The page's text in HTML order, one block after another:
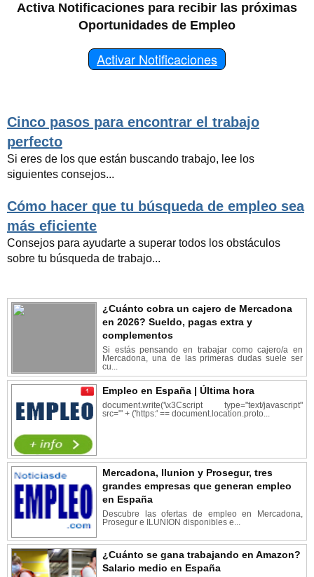
Activa Notificaciones para recibir las próximas
Oportunidades de Empleo
Activar Notificaciones
Cinco pasos para encontrar el trabajo
perfecto
Si eres de los que están buscando trabajo, lee los
siguientes consejos...
Cómo hacer que tu búsqueda de empleo sea
más eficiente
Consejos para ayudarte a superar todos los obstáculos
sobre tu búsqueda de trabajo...
¿Cuánto cobra un cajero de Mercadona
en 2026? Sueldo, pagas extra y
complementos
Si estás pensando en trabajar como cajero/a en
Mercadona, una de las primeras dudas suele ser
cu...
Empleo en España | Última hora
document.write('\x3Cscript type="text/javascript"
src="' + ('https:' == document.location.proto...
Mercadona, Ilunion y Prosegur, tres
grandes empresas que generan empleo
en España
Descubre las ofertas de empleo en Mercadona,
Prosegur e ILUNION disponibles e...
¿Cuánto se gana trabajando en Amazon?
Salario medio en España